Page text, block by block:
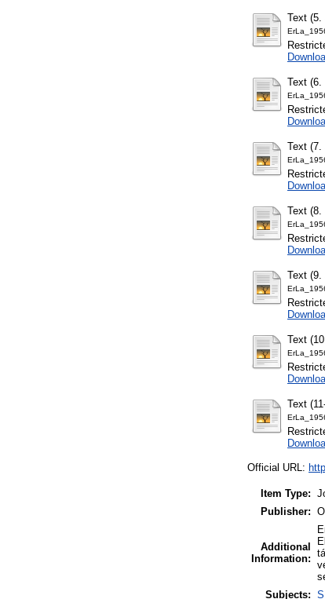
Text (5.
Text (6.
Text (7.
Text (8.
Text (9.
Text
Text
Official URL:
Item Type:
Publisher:
Additional
Information:
Subjects: